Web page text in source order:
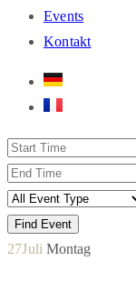
Events
Kontakt
27Juli Montag